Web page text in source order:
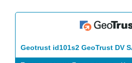
Geotrust id101s2 GeoTrust DV